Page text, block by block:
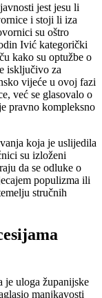
jest jesu li
i stoji li iza
su oštro
Ivić kategorički
kako su optužbe o
isključivo za
vijeće u ovoj fazi
već se glasovalo o
pravno kompleksno
koja je uslijedila
su izloženi
da se odluke o
populizma ili
stručnih
uloga županijske
manjkavosti